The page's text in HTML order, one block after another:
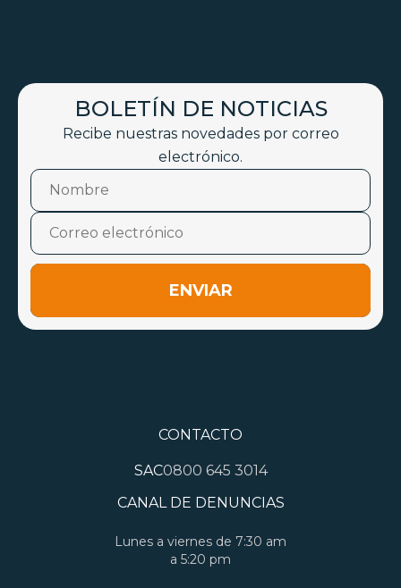
BOLETÍN DE NOTICIAS
Recibe nuestras novedades por correo
electrónico.
ENVIAR
CONTACTO
SAC0800 645 3014
CANAL DE DENUNCIAS
Lunes a viernes de 7:30 am
a 5:20 pm